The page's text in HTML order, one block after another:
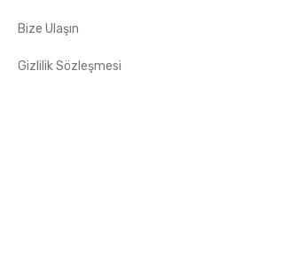
Bize Ulaşın
Gizlilik Sözleşmesi